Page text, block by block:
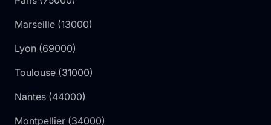
Marseille (13000)
Lyon (69000)
Toulouse (31000)
Nantes (44000)
Montpellier (34000)